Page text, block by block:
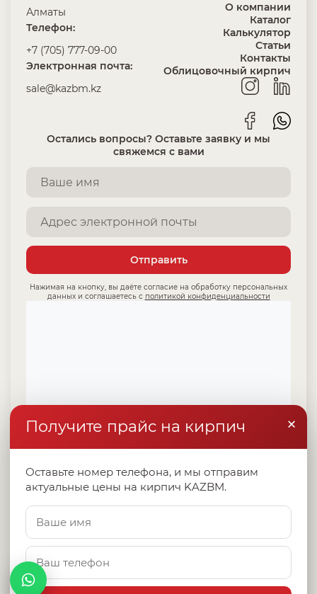
Алматы
Телефон:
+7 (705) 777-09-00
Электронная почта:
sale@kazbm.kz
О компании
Каталог
Калькулятор
Статьи
Контакты
Облицовочный кирпич
Остались вопросы? Оставьте заявку и мы
свяжемся с вами
Отправить
Нажимая на кнопку, вы даёте согласие на обработку персональных
данных и соглашаетесь с политикой конфиденциальности
×
Получите прайс на кирпич
Оставьте номер телефона, и мы отправим
актуальные цены на кирпич KAZBM.